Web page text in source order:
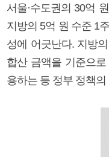
서울·수도권의 30억
지방의 5억 원 수준 1
성에 어긋난다. 지방
합산 금액을 기준으
용하는 등 정부 정책